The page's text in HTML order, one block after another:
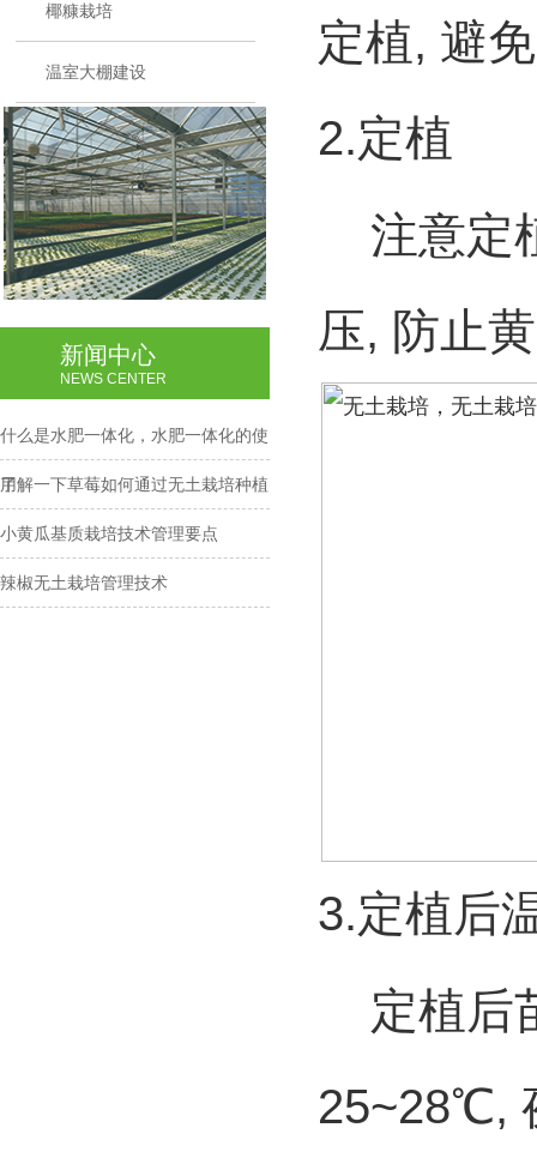
椰糠栽培
温室大棚建设
新闻中心
NEWS CENTER
什么是水肥一体化，水肥一体化的使
用
了解一下草莓如何通过无土栽培种植
小黄瓜基质栽培技术管理要点
辣椒无土栽培管理技术
定植, 避
2.定植
注意定
压, 防止
3.定植后
定植后
25~28℃,